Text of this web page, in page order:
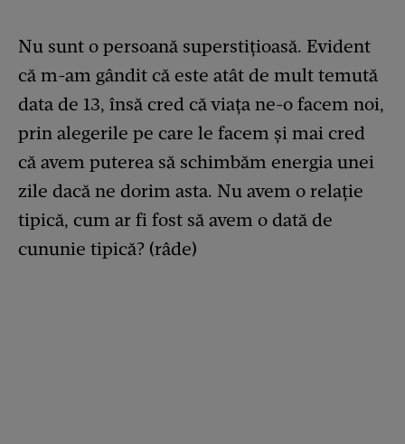
Nu sunt o persoană superstiţioasă. Evident
că m-am gândit că este atât de mult temută
data de 13, însă cred că viaţa ne-o facem noi,
prin alegerile pe care le facem şi mai cred
că avem puterea să schimbăm energia unei
zile dacă ne dorim asta. Nu avem o relaţie
tipică, cum ar fi fost să avem o dată de
cununie tipică? (râde)